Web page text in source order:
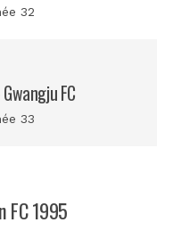
32
FC
33
FC 1995